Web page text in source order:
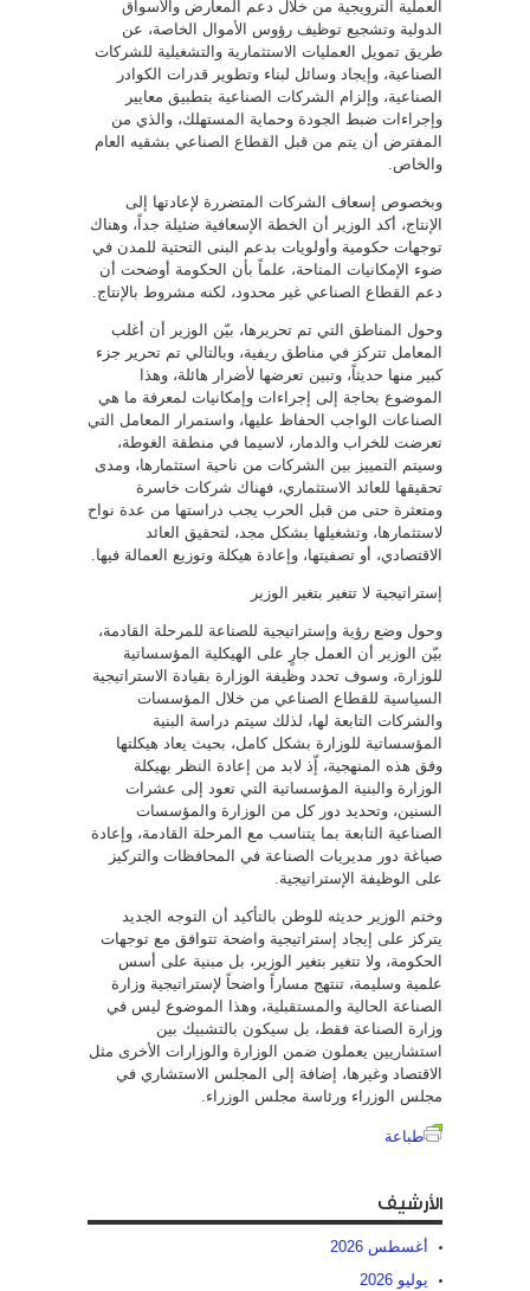
العملية الترويجية من خلال دعم المعارض والأسواق
الدولية وتشجيع توظيف رؤوس الأموال الخاصة، عن
طريق تمويل العمليات الاستثمارية والتشغيلية للشركات
الصناعية، وإيجاد وسائل لبناء وتطوير قدرات الكوادر
الصناعية، وإلزام الشركات الصناعية بتطبيق معايير
وإجراءات ضبط الجودة وحماية المستهلك، والذي من
المفترض أن يتم من قبل القطاع الصناعي بشقيه العام
والخاص.
وبخصوص إسعاف الشركات المتضررة لإعادتها إلى
الإنتاج، أكد الوزير أن الخطة الإسعافية ضئيلة جداً، وهناك
توجهات حكومية وأولويات بدعم البنى التحتية للمدن في
ضوء الإمكانيات المتاحة، علماً بأن الحكومة أوضحت أن
دعم القطاع الصناعي غير محدود، لكنه مشروط بالإنتاج.
وحول المناطق التي تم تحريرها، بيّن الوزير أن أغلب
المعامل تتركز في مناطق ريفية، وبالتالي تم تحرير جزء
كبير منها حديثاً، وتبين تعرضها لأضرار هائلة، وهذا
الموضوع بحاجة إلى إجراءات وإمكانيات لمعرفة ما هي
الصناعات الواجب الحفاظ عليها، واستمرار المعامل التي
تعرضت للخراب والدمار، لاسيما في منطقة الغوطة،
وسيتم التمييز بين الشركات من ناحية استثمارها، ومدى
تحقيقها للعائد الاستثماري، فهناك شركات خاسرة
ومتعثرة حتى من قبل الحرب يجب دراستها من عدة نواح
لاستثمارها، وتشغيلها بشكل مجد، لتحقيق العائد
الاقتصادي، أو تصفيتها، وإعادة هيكلة وتوزيع العمالة فيها.
إستراتيجية لا تتغير بتغير الوزير
وحول وضع رؤية وإستراتيجية للصناعة للمرحلة القادمة،
بيّن الوزير أن العمل جارٍ على الهيكلية المؤسساتية
للوزارة، وسوف تحدد وظيفة الوزارة بقيادة الاستراتيجية
السياسية للقطاع الصناعي من خلال المؤسسات
والشركات التابعة لها، لذلك سيتم دراسة البنية
المؤسساتية للوزارة بشكل كامل، بحيث يعاد هيكلتها
وفق هذه المنهجية، إّذ لابد من إعادة النظر بهيكلة
الوزارة والبنية المؤسساتية التي تعود إلى عشرات
السنين، وتحديد دور كل من الوزارة والمؤسسات
الصناعية التابعة بما يتناسب مع المرحلة القادمة، وإعادة
صياغة دور مديريات الصناعة في المحافظات والتركيز
على الوظيفة الإستراتيجية.
وختم الوزير حديثه للوطن بالتأكيد أن التوجه الجديد
يتركز على إيجاد إستراتيجية واضحة تتوافق مع توجهات
الحكومة، ولا تتغير بتغير الوزير، بل مبنية على أسس
علمية وسليمة، تنتهج مساراً واضحاً لإستراتيجية وزارة
الصناعة الحالية والمستقبلية، وهذا الموضوع ليس في
وزارة الصناعة فقط، بل سيكون بالتشبيك بين
استشاريين يعملون ضمن الوزارة والوزارات الأخرى مثل
الاقتصاد وغيرها، إضافة إلى المجلس الاستشاري في
مجلس الوزراء ورئاسة مجلس الوزراء.
طباعة
الأرشيف
أغسطس 2026
يوليو 2026